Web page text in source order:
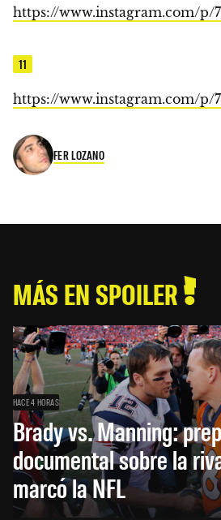
https://www.instagram.com/p/
11
https://www.instagram.com/p/
FER LOZANO
MÁS EN SPOILER
HACE 4 HORAS
Brady vs. Manning:
documental sobre la
marcó la NFL